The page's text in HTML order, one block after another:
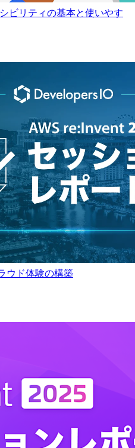
ビリティの基本と使いやす
ウド体験の構築